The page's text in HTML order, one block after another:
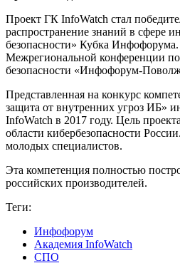
Проект ГК InfoWatch стал
распространение знаний в сфере
безопасности» Кубка
Межрегиональной конференции
безопасности «Инфофорум-
Представленная на конкурс
защита от внутренних угроз ИБ»
InfoWatch в 2017 году. Цель
области кибербезопасности
молодых специалистов.
Эта компетенция полностью
российских производителей.
Теги:
Инфофорум
Академия InfoWatch
СПО